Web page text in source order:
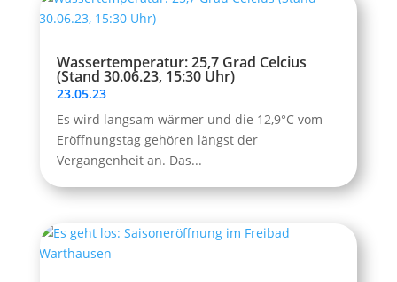
Wassertemperatur: 25,7 Grad Celcius
(Stand 30.06.23, 15:30 Uhr)
23.05.23
Es wird langsam wärmer und die 12,9°C vom
Eröffnungstag gehören längst der
Vergangenheit an. Das...